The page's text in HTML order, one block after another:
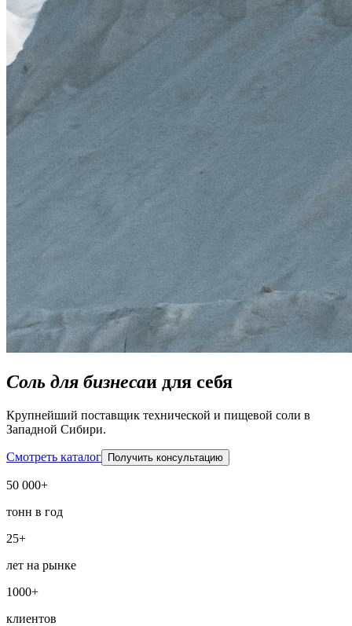
Соль для бизнесаи для себя
Крупнейший поставщик технической и пищевой соли в
Западной Сибири.
Смотреть каталог Получить консультацию
50 000+
тонн в год
25+
лет на рынке
1000+
клиентов